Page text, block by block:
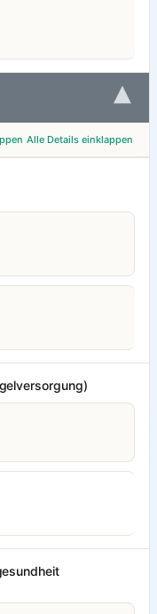
▾
Alle Details einklappen